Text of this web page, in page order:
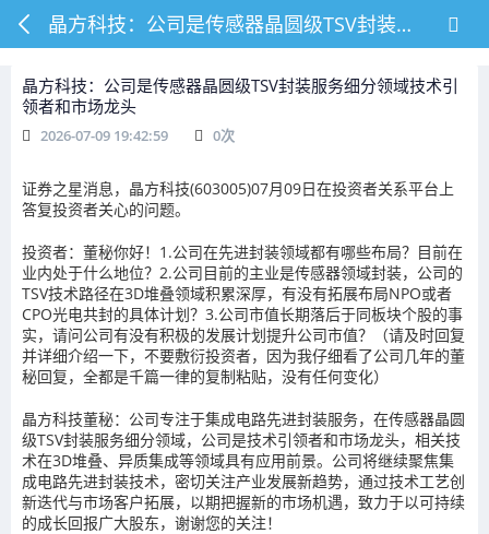
晶方科技：公司是传感器晶圆级TSV封装服务细分领域技术引领者和市场龙头
晶方科技：公司是传感器晶圆级TSV封装服务细分领域技术引
领者和市场龙头
2026-07-09 19:42:59 0次
证券之星消息，晶方科技(603005)07月09日在投资者关系平台上
答复投资者关心的问题。
投资者：董秘你好！1.公司在先进封装领域都有哪些布局？目前在
业内处于什么地位？2.公司目前的主业是传感器领域封装，公司的
TSV技术路径在3D堆叠领域积累深厚，有没有拓展布局NPO或者
CPO光电共封的具体计划？3.公司市值长期落后于同板块个股的事
实，请问公司有没有积极的发展计划提升公司市值？（请及时回复
并详细介绍一下，不要敷衍投资者，因为我仔细看了公司几年的董
秘回复，全都是千篇一律的复制粘贴，没有任何变化）
晶方科技董秘：公司专注于集成电路先进封装服务，在传感器晶圆
级TSV封装服务细分领域，公司是技术引领者和市场龙头，相关技
术在3D堆叠、异质集成等领域具有应用前景。公司将继续聚焦集
成电路先进封装技术，密切关注产业发展新趋势，通过技术工艺创
新迭代与市场客户拓展，以期把握新的市场机遇，致力于以可持续
的成长回报广大股东，谢谢您的关注！